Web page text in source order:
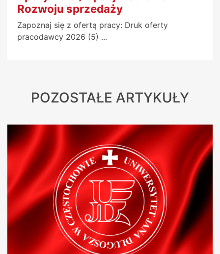
Rozwoju sprzedaży
Zapoznaj się z ofertą pracy: Druk oferty
pracodawcy 2026 (5) ...
POZOSTAŁE ARTYKUŁY